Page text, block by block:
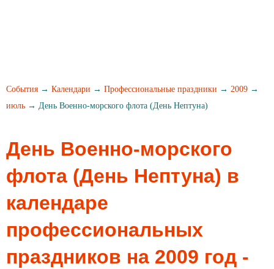
События → Календари → Профессиональные праздники → 2009 →
июль → День Военно-морского флота (День Нептуна)
День Военно-морского
флота (День Нептуна) в
календаре
профессиональных
праздников на 2009 год -